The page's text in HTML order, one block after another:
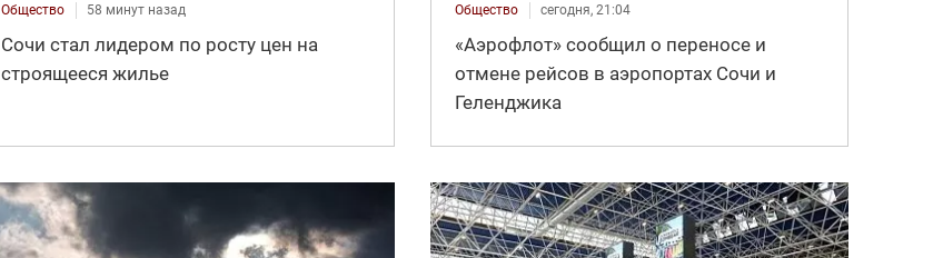
Общество 58 минут назад
Сочи стал лидером по росту цен на
строящееся жилье
Общество сегодня, 21:04
«Аэрофлот» сообщил о переносе и
отмене рейсов в аэропортах Сочи и
Геленджика